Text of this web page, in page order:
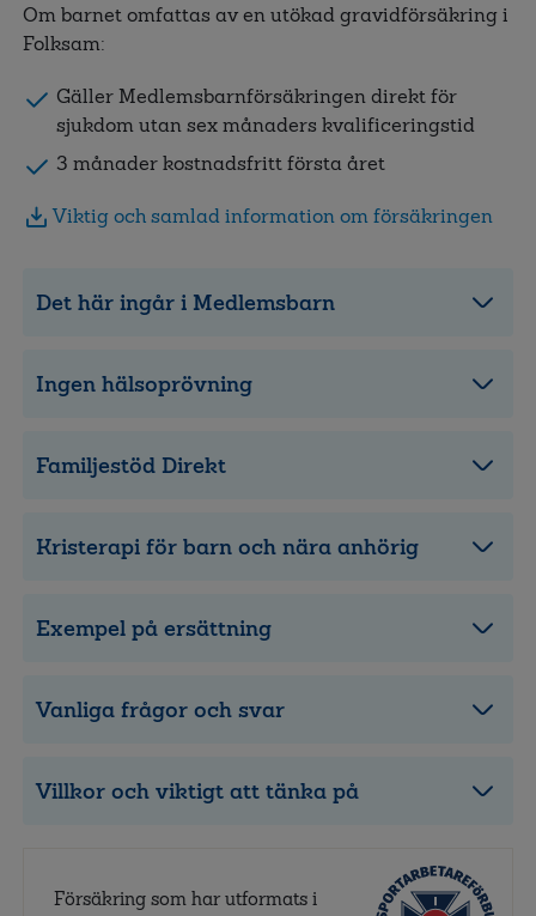
Om barnet omfattas av en utökad gravidförsäkring i
Folksam:
Gäller Medlemsbarnförsäkringen direkt för
sjukdom utan sex månaders kvalificeringstid
3 månader kostnadsfritt första året
Viktig och samlad information om försäkringen
Det här ingår i Medlemsbarn
Ingen hälsoprövning
Familjestöd Direkt
Kristerapi för barn och nära anhörig
Exempel på ersättning
Vanliga frågor och svar
Villkor och viktigt att tänka på
Försäkring som har utformats i